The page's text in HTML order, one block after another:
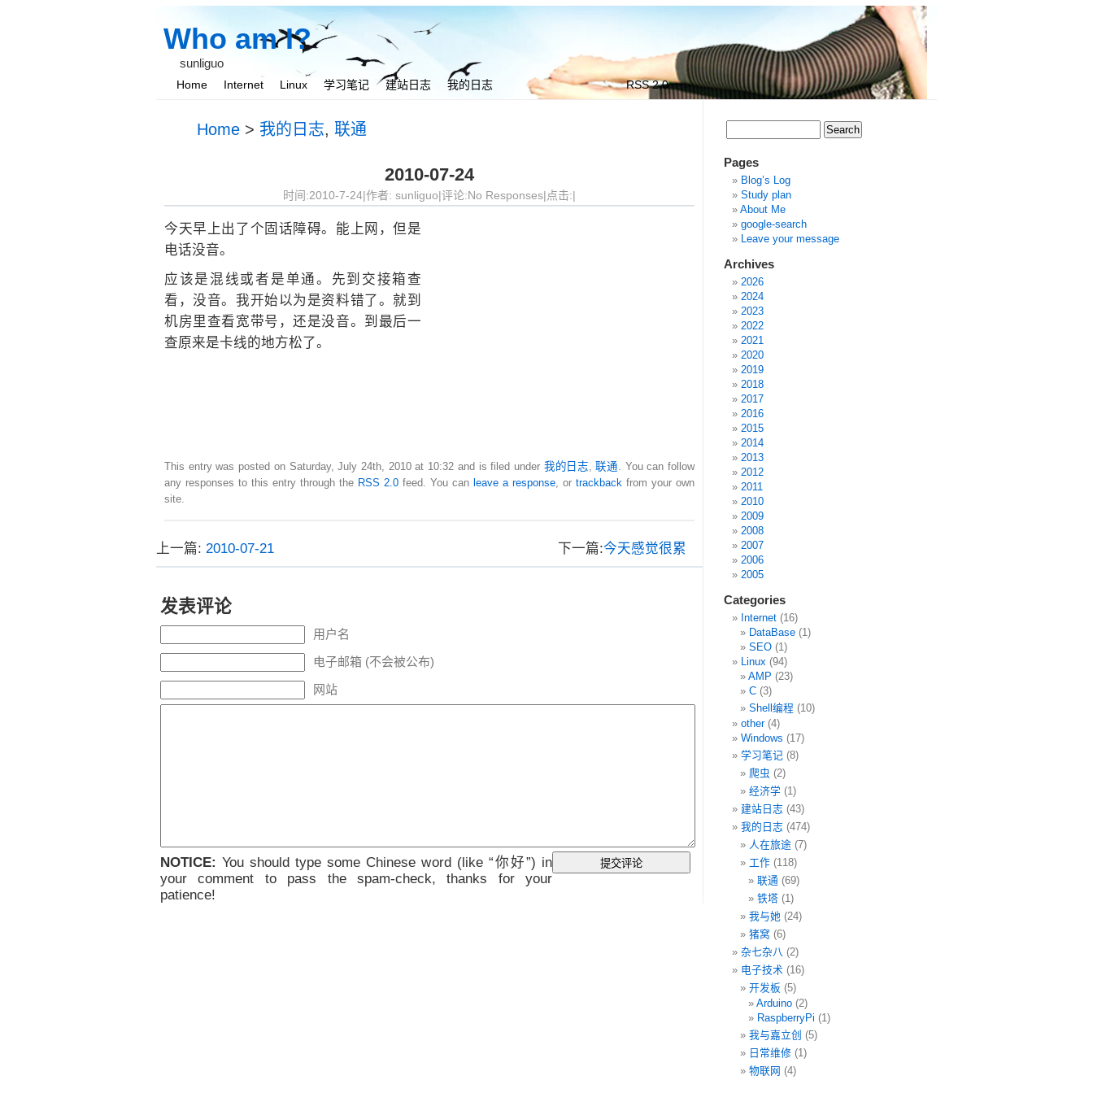
Who am I?
sunliguo
Home Internet Linux 学习笔记 建站日志 我的日志 RSS 2.0
Home > 我的日志, 联通
2010-07-24
时间:2010-7-24|作者: sunliguo|评论:No Responses|点击:|
今天早上出了个固话障碍。能上网，但是
电话没音。
应该是混线或者是单通。先到交接箱查
看，没音。我开始以为是资料错了。就到
机房里查看宽带号，还是没音。到最后一
查原来是卡线的地方松了。
This entry was posted on Saturday, July 24th, 2010 at 10:32 and is filed under 我的日志,联通. You can follow
any responses to this entry through the RSS 2.0 feed. You can leave a response, or trackback from your own
site.
上一篇: 2010-07-21 下一篇:今天感觉很累
发表评论
用户名
电子邮箱 (不会被公布)
网站
NOTICE: You should type some Chinese word (like “你好”) in
your comment to pass the spam-check, thanks for your
patience!
Pages
Blog’s Log
Study plan
About Me
google-search
Leave your message
Archives
2026
2024
2023
2022
2021
2020
2019
2018
2017
2016
2015
2014
2013
2012
2011
2010
2009
2008
2007
2006
2005
Categories
Internet (16)
DataBase (1)
SEO (1)
Linux (94)
AMP (23)
C (3)
Shell编程 (10)
other(4)
Windows (17)
学习笔记 (8)
爬虫 (2)
经济学 (1)
建站日志 (43)
我的日志 (474)
人在旅途 (7)
工作 (118)
联通 (69)
铁塔 (1)
我与她 (24)
猪窝 (6)
杂七杂八 (2)
电子技术 (16)
开发板 (5)
Arduino (2)
RaspberryPi (1)
我与嘉立创 (5)
日常维修 (1)
物联网 (4)